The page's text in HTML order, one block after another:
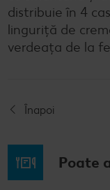
distribuie în 4
linguriță de
verdeața de la
Înapoi
Poate